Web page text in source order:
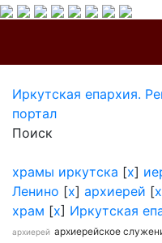
Иркутская епархия.
портал
Поиск
храмы иркутска [x]
Ленино [x] архиерей [x
храм [x] Иркутская
архиерей архиерейское